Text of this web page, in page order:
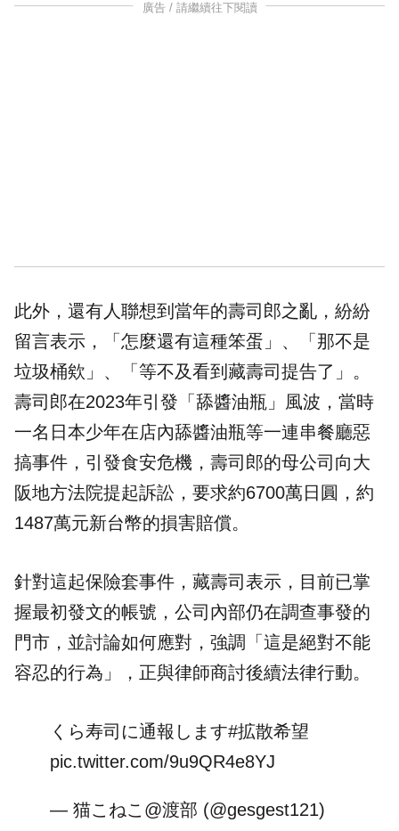
廣告 / 請繼續往下閱讀
此外，還有人聯想到當年的壽司郎之亂，紛紛
留言表示，「怎麼還有這種笨蛋」、「那不是
垃圾桶欸」、「等不及看到藏壽司提告了」。
壽司郎在2023年引發「舔醬油瓶」風波，當時
一名日本少年在店內舔醬油瓶等一連串餐廳惡
搞事件，引發食安危機，壽司郎的母公司向大
阪地方法院提起訴訟，要求約6700萬日圓，約
1487萬元新台幣的損害賠償。
針對這起保險套事件，藏壽司表示，目前已掌
握最初發文的帳號，公司內部仍在調查事發的
門市，並討論如何應對，強調「這是絕對不能
容忍的行為」，正與律師商討後續法律行動。
くら寿司に通報します#拡散希望
pic.twitter.com/9u9QR4e8YJ
— 猫こねこ@渡部 (@gesgest121)